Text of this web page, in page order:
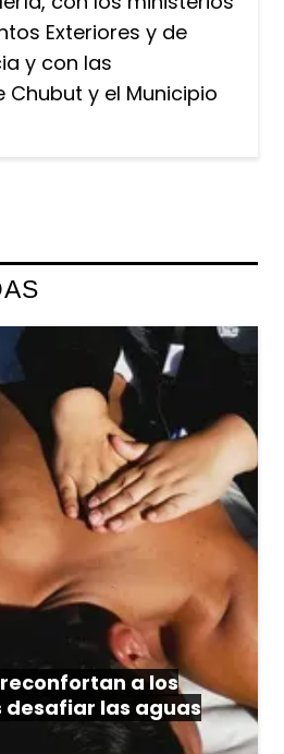
Exteriores y de
y con las
y el Municipio
a los
las aguas